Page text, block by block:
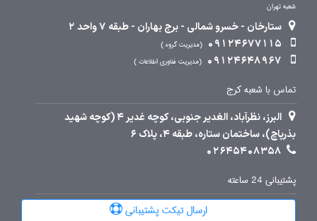
شعبه تهران
ستارخان - خسرو شمالی - برج بهاران - طبقه 7 واحد 2
09124677115
مدیریت گروه
09124648967 مدیریت فناوری اطلاعات
تماس با شعبه کرج
البرز، نظرآباد، الغدیر جنوبی، کوچه غدیر 4 (کوچه شهید
بذرپاچ)، ساختمان ستاره، طبقه 4، پلاک 6
02645408358
پشتیبانی 24 ساعته
ارسال تیکت پشتیبانی